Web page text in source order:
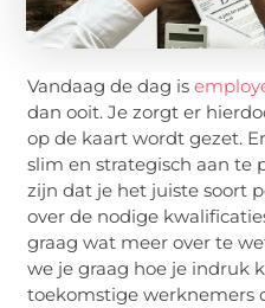
Vandaag de dag is
dan ooit. Je zorgt er
op de kaart wordt gezet.
slim en strategisch aan te
zijn dat je het juiste soort
over de nodige
graag wat meer over te
we je graag hoe je indruk
toekomstige werknemers